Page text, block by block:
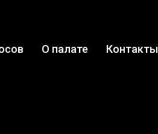
О палате Контакты